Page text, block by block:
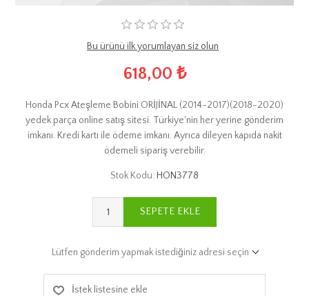
Bu ürünü ilk yorumlayan siz olun
618,00 ₺
Honda Pcx Ateşleme Bobini ORİJİNAL (2014-2017)(2018-2020)
yedek parça online satış sitesi. Türkiye'nin her yerine gönderim
imkanı. Kredi kartı ile ödeme imkanı. Ayrıca dileyen kapıda nakit
ödemeli sipariş verebilir.
Stok Kodu: HON3778
SEPETE EKLE
Lütfen gönderim yapmak istediğiniz adresi seçin
İstek listesine ekle